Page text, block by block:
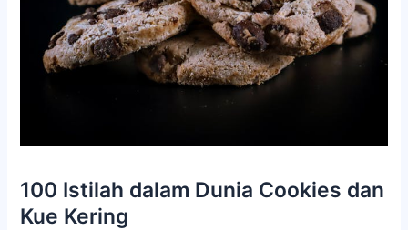
100 Istilah dalam Dunia Cookies dan
Kue Kering